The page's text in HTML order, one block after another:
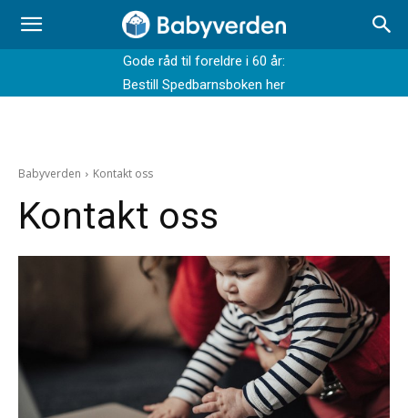
Gode råd til foreldre i 60 år:
Bestill Spedbarnsboken her
Babyverden Kontakt oss
Kontakt oss